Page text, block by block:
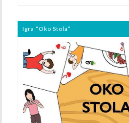
Igra “Oko Stola”